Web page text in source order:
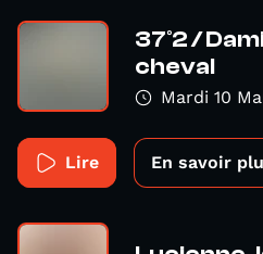
37°2 /
cheval
Mardi 10
Lire En savoir